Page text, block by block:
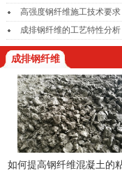
高强度钢纤维施工技术要求
成排钢纤维的工艺特性分析
成排钢纤维
何提高钢纤维混凝土的粘合